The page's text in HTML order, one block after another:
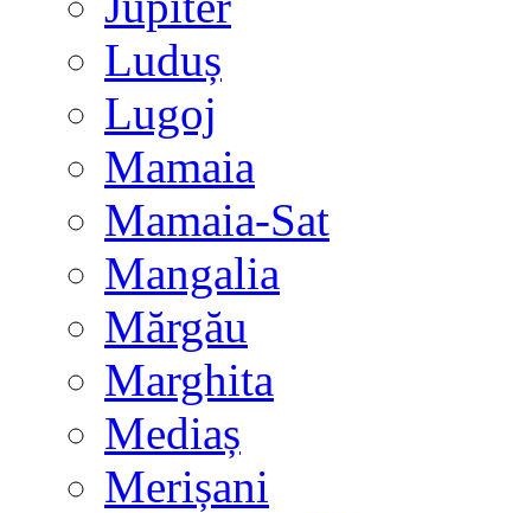
Luduș
Lugoj
Mamaia
Mamaia-Sat
Mangalia
Mărgău
Marghita
Mediaș
Merișani